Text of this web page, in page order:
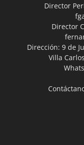
Director
Director
Dirección: 9 de
Villa